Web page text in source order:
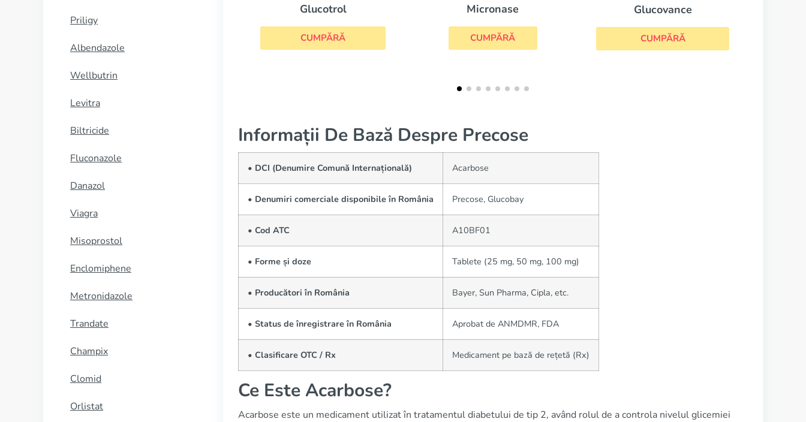
Priligy
Albendazole
Wellbutrin
Levitra
Biltricide
Fluconazole
Danazol
Viagra
Misoprostol
Enclomiphene
Metronidazole
Trandate
Champix
Clomid
Orlistat
Micronase
CUMPĂRĂ
Glucovance
CUMPĂRĂ
Informații De Bază Despre Precose
• DCI (Denumire Comună Internațională) Acarbose
• Denumiri comerciale disponibile în România Precose, Glucobay
• Cod ATC A10BF01
• Forme și doze Tablete (25 mg, 50 mg, 100 mg)
• Producători în România Bayer, Sun Pharma, Cipla, etc.
• Status de înregistrare în România Aprobat de ANMDMR, FDA
• Clasificare OTC / Rx Medicament pe bază de rețetă (Rx)
Ce Este Acarbose?
Acarbose este un medicament utilizat în tratamentul diabetului de tip 2, având rolul de a controla nivelul glicemiei